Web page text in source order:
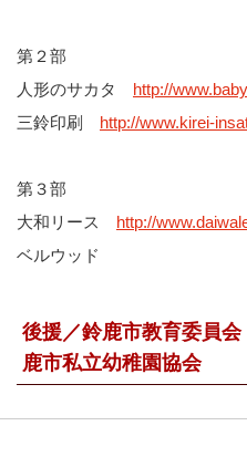
第２部
人形のサカタ http://
三鈴印刷 http://www.kirei-
第３部
大和リース http://
ベルウッド
後援／鈴鹿市教育委員
鹿市私立幼稚園協会